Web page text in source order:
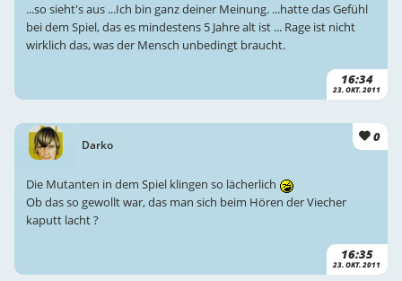
16:34
23. OKT. 2011
...so sieht's aus ...Ich bin ganz deiner Meinung. ...hatte das Gefühl
bei dem Spiel, das es mindestens 5 Jahre alt ist ... Rage ist nicht
wirklich das, was der Mensch unbedingt braucht.
Darko
0
16:35
23. OKT. 2011
Die Mutanten in dem Spiel klingen so lächerlich
Ob das so gewollt war, das man sich beim Hören der Viecher
kaputt lacht ?